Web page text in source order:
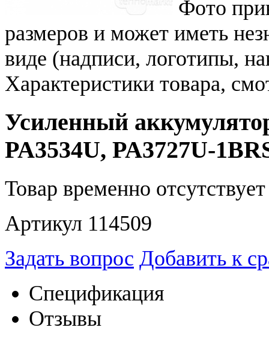
Фото
размеров и может иметь
виде (надписи, логотипы,
Характеристики товара,
Усиленный
PA3534U, PA3727U-
Товар временно
Артикул 114509
Задать вопрос Добавить к
Спецификация
Отзывы